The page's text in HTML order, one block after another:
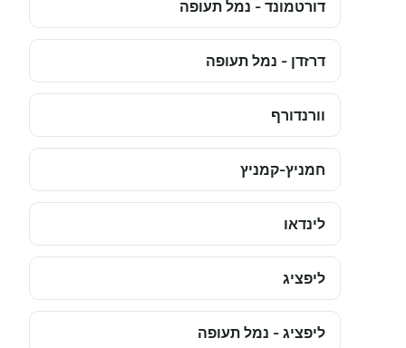
דורטמונד - נמל תעופה
דרזדן - נמל תעופה
וורנדורף
חמניץ-קמניץ
לינדאו
ליפציג
ליפציג - נמל תעופה